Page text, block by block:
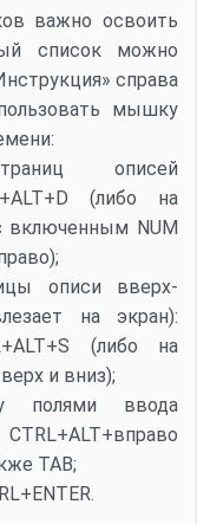
важно освоить
список можно
справа
мышку
описей
(либо на
включенным NUM
описи вверх-
на экран):
(либо на
и вниз);
полями ввода
TAB;